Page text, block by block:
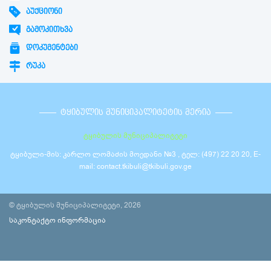
ᲐᲣᲥᲪᲘᲝᲜᲘ
ᲒᲐᲛᲝᲙᲘᲗᲮᲕᲐ
ᲓᲝᲙᲣᲛᲔᲜᲢᲔᲑᲘ
ᲠᲣᲙᲐ
ᲢᲧᲘᲑᲣᲚᲘᲡ ᲛᲣᲜᲘᲪᲘᲞᲐᲚᲘᲢᲔᲢᲘᲡ ᲛᲔᲠᲘᲐ
ტყიბულის მუნიციპალიტეტი
ტყიბული-მის: კარლო ლომაძის მოედანი №3 , ტელ: (497) 22 20 20, E-
mail: contact.tkibuli@tkibuli.gov.ge
© ტყიბულის მუნიციპალიტეტი, 2026
საკონტაქტო ინფორმაცია